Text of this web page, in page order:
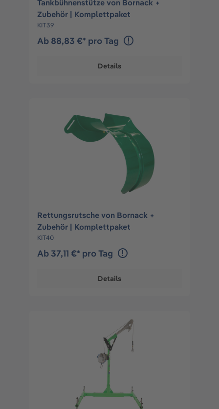
Tankbühnenstütze von Bornack +
Zubehör | Komplettpaket
KIT39
Ab 88,83 €* pro Tag
Details
Rettungsrutsche von Bornack +
Zubehör | Komplettpaket
KIT40
Ab 37,11 €* pro Tag
Details